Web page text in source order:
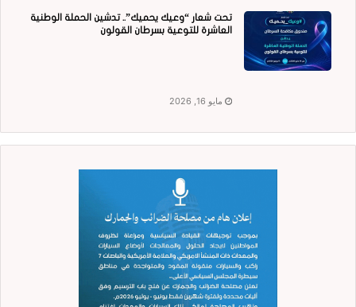
تحت شعار “وعيك يحميك”.. تدشين الحملة الوطنية
العاشرة للتوعية بسرطان القولون
مايو 16, 2026